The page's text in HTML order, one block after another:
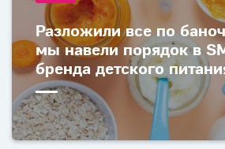
Разложили все по
мы навели порядок в
бренда детского